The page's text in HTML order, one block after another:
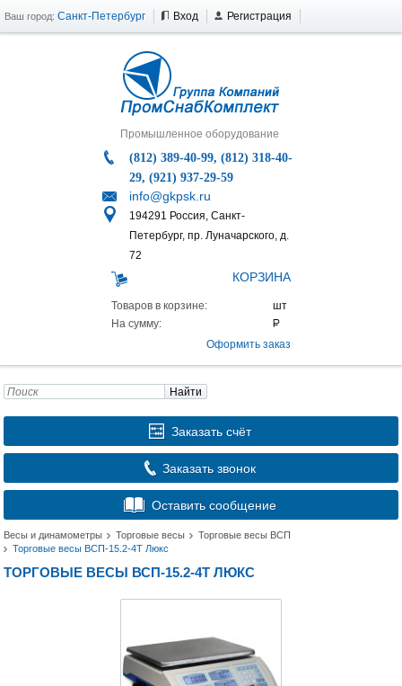
Ваш город: Санкт-Петербург Вход Регистрация
Промышленное оборудование
(812) 389-40-99, (812) 318-40-
29, (921) 937-29-59
info@gkpsk.ru
194291 Россия, Санкт-
Петербург, пр. Луначарского, д.
72
КОРЗИНА
Товаров в корзине:
На сумму:
Оформить заказ
Найти
Заказать счёт
Заказать звонок
Оставить сообщение
Весы и динамометры Торговые весы
Торговые весы ВСП
Торговые весы ВСП-15.2-4Т Люкс
ТОРГОВЫЕ ВЕСЫ ВСП-15.2-4Т ЛЮКС